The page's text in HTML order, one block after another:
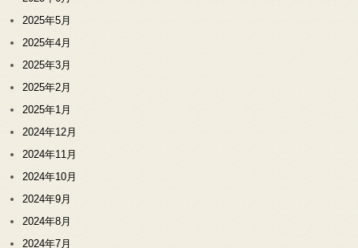
2025年5月
2025年4月
2025年3月
2025年2月
2025年1月
2024年12月
2024年11月
2024年10月
2024年9月
2024年8月
2024年7月